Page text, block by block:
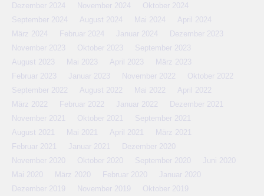
Dezember 2024
November 2024
Oktober 2024
September 2024
August 2024 Mai 2024
April 2024
März 2024
Februar 2024 Januar 2024
Dezember 2023
November 2023
Oktober 2023
September 2023
August 2023
Mai 2023 April 2023
März 2023
Februar 2023
Januar 2023 November 2022
Oktober 2022
September 2022
August 2022 Mai 2022
April 2022
März 2022
Februar 2022 Januar 2022
Dezember 2021
November 2021
Oktober 2021
September 2021
August 2021
Mai 2021 April 2021
März 2021
Februar 2021
Januar 2021
Dezember 2020
November 2020
Oktober 2020 September 2020
Juni 2020
Mai 2020
März 2020 Februar 2020
Januar 2020
Dezember 2019
November 2019
Oktober 2019